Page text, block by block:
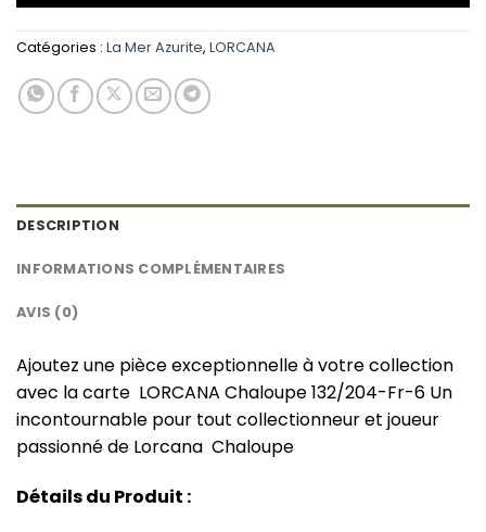
Catégories : La Mer Azurite, LORCANA
DESCRIPTION
INFORMATIONS COMPLÉMENTAIRES
AVIS (0)
Ajoutez une pièce exceptionnelle à votre collection
avec la carte LORCANA Chaloupe 132/204-Fr-6 Un
incontournable pour tout collectionneur et joueur
passionné de Lorcana Chaloupe
Détails du Produit :